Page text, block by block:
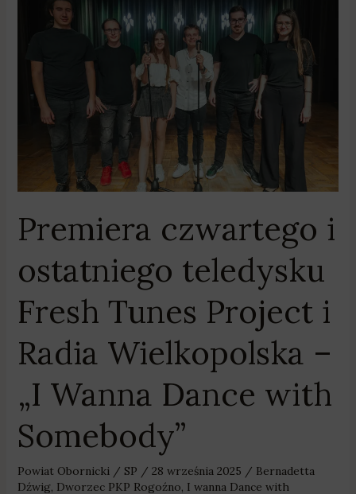
Premiera czwartego i
ostatniego teledysku
Fresh Tunes Project i
Radia Wielkopolska –
„I Wanna Dance with
Somebody”
Powiat Obornicki/ SP / 28 września 2025 / Bernadetta
Dźwig, Dworzec PKP Rogoźno, I wanna Dance with
Tunes
Project
Wielkopolska
„I
Wanna
Dance
with
Somebody”